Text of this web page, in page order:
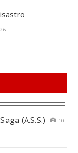
(A.S.S.)
10